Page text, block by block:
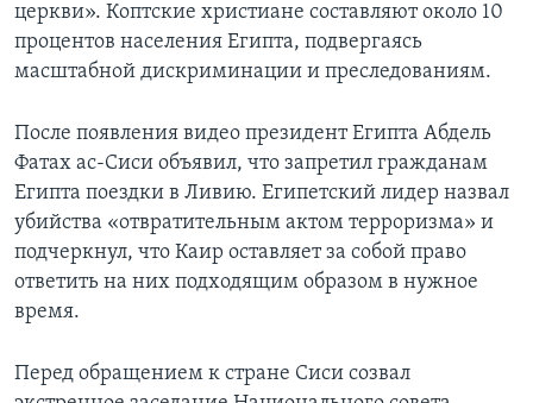
церкви». Коптские христиане составляют около 10
процентов населения Египта, подвергаясь
масштабной дискриминации и преследованиям.
После появления видео президент Египта Абдель
Фатах ас-Сиси объявил, что запретил гражданам
Египта поездки в Ливию. Египетский лидер назвал
убийства «отвратительным актом терроризма» и
подчеркнул, что Каир оставляет за собой право
ответить на них подходящим образом в нужное
время.
Перед обращением к стране Сиси созвал